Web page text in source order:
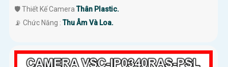
🛡 Thiết Kế CameraThân Plastic.
️📡 Chức Năng :Thu Âm Và Loa.